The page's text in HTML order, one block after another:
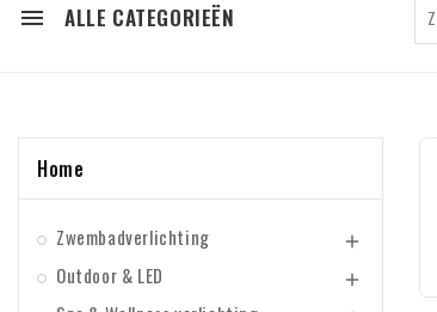
 ALLE CATEGORIEËN
Home
Zwembadverlichting 
Outdoor & LED 